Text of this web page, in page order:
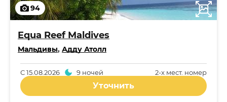
94
Equa Reef Maldives
Мальдивы, Адду Атолл
2-x мест. номер
С15.08.2026 9 ночей
Уточнить